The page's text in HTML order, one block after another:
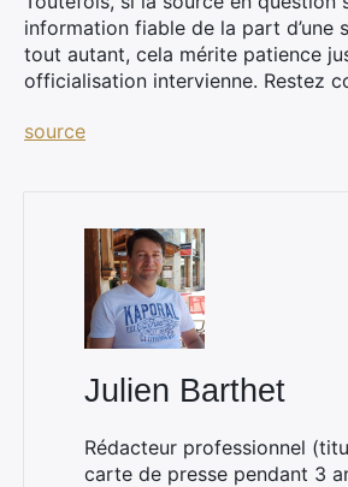
information fiable de la part d’une
tout autant, cela mérite patience
officialisation intervienne. Restez
source
Julien Barthet
Rédacteur professionnel
carte de presse pendant 3